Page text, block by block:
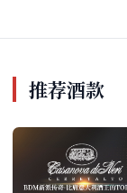
推荐酒款